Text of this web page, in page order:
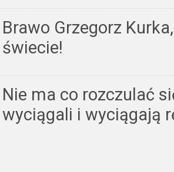
Brawo Grzegorz
świecie!
Nie ma co rozczulać
wyciągali i wyciągają